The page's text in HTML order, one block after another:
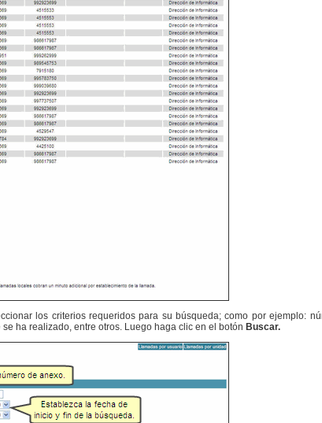
los criterios requeridos para su búsqueda; como por ejemplo:
ha realizado, entre otros. Luego haga clic en el botón Buscar.